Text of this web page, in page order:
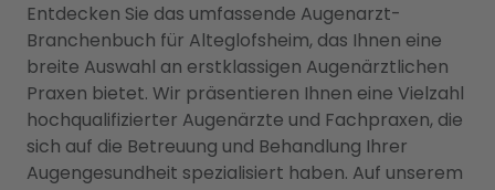
Entdecken Sie das umfassende Augenarzt-
Branchenbuch für Alteglofsheim, das Ihnen eine
breite Auswahl an erstklassigen Augenärztlichen
Praxen bietet. Wir präsentieren Ihnen eine Vielzahl
hochqualifizierter Augenärzte und Fachpraxen, die
sich auf die Betreuung und Behandlung Ihrer
Augengesundheit spezialisiert haben. Auf unserem